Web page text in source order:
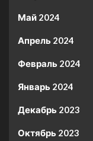
Май 2024
Апрель 2024
Февраль 2024
Январь 2024
Декабрь 2023
Октябрь 2023